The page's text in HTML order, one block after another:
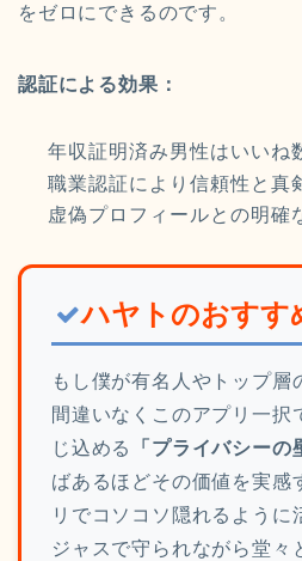
をゼロにできるのです。
認証による効果：
年収証明済み男性はいいね
職業認証により信頼性と真
虚偽プロフィールとの明確
ハヤトのおすす
もし僕が有名人やトップ層
間違いなくこのアプリ一択
じ込める
「プライバシーの
ばあるほどその価値を実感
リでコソコソ隠れるように
ジャスで守られながら堂々